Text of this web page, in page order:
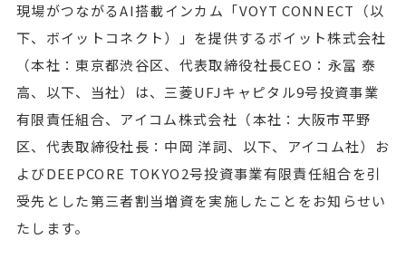
現場がつながるAI搭載インカム「VOYT CONNECT（以
下、ボイットコネクト）」を提供するボイット株式会社
（本社：東京都渋谷区、代表取締役社長CEO：永冨 泰
高、以下、当社）は、三菱UFJキャピタル9号投資事業
有限責任組合、アイコム株式会社（本社：大阪市平野
区、代表取締役社長：中岡 洋詞、以下、アイコム社）お
よびDEEPCORE TOKYO2号投資事業有限責任組合を引
受先とした第三者割当増資を実施したことをお知らせい
たします。